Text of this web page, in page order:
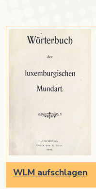
WLM aufschlagen